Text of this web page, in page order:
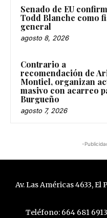
Senado de EU
Todd Blanche como
general
agosto 8, 2026
Contrario a
recomendación de
Montiel, organizan
masivo con acarreo
Burgueño
agosto 7, 2026
-
Av. Las Américas 4633, El
Teléfono: 664 681 6913